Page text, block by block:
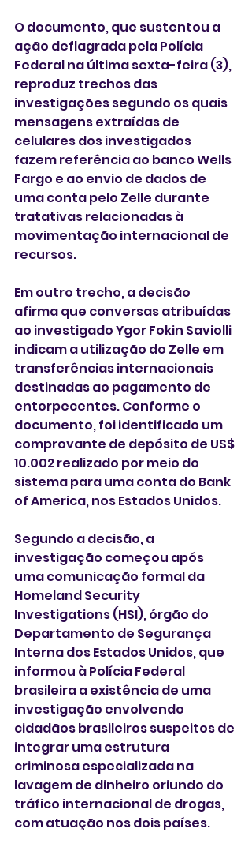
O documento, que sustentou a
ação deflagrada pela Polícia
Federal na última sexta-feira (3),
reproduz trechos das
investigações segundo os quais
mensagens extraídas de
celulares dos investigados
fazem referência ao banco Wells
Fargo e ao envio de dados de
uma conta pelo Zelle durante
tratativas relacionadas à
movimentação internacional de
recursos.
Em outro trecho, a decisão
afirma que conversas atribuídas
ao investigado Ygor Fokin Saviolli
indicam a utilização do Zelle em
transferências internacionais
destinadas ao pagamento de
entorpecentes. Conforme o
documento, foi identificado um
comprovante de depósito de US$
10.002 realizado por meio do
sistema para uma conta do Bank
of America, nos Estados Unidos.
Segundo a decisão, a
investigação começou após
uma comunicação formal da
Homeland Security
Investigations (HSI), órgão do
Departamento de Segurança
Interna dos Estados Unidos, que
informou à Polícia Federal
brasileira a existência de uma
investigação envolvendo
cidadãos brasileiros suspeitos de
integrar uma estrutura
criminosa especializada na
lavagem de dinheiro oriundo do
tráfico internacional de drogas,
com atuação nos dois países.